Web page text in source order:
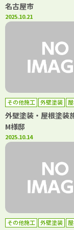
名古屋市
2025.10.21
その他施工 外壁塗装
外壁塗装・屋根塗装
M様邸
2025.10.14
その他施工 外壁塗装